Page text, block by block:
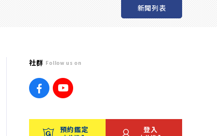
新聞列表
社群 Follow us on
預約鑑定 登入